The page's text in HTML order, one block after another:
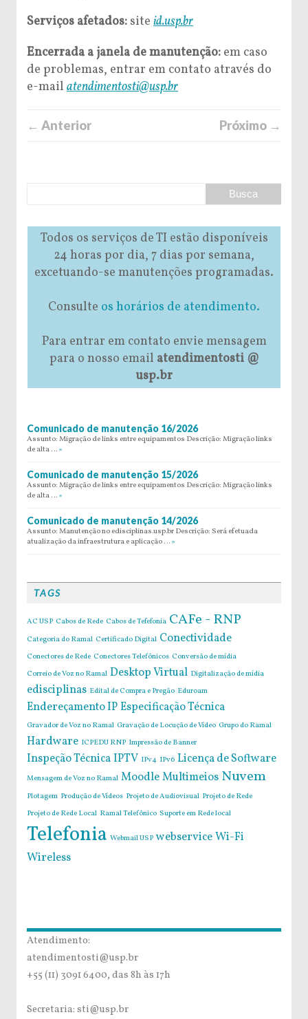
Serviços afetados: site id.usp.br
Encerrada a janela de manutenção: em caso
de problemas, entrar em contato através do
e-mail atendimentosti@usp.br
← Anterior Próximo →
Todos os serviços de TI estão disponíveis
24 horas por dia, 7 dias por semana,
excetuando-se manutenções programadas.
Consulte os horários de atendimento.
Para entrar em contato envie mensagem
para o nosso email atendimentosti @
usp.br
Comunicado de manutenção 16/2026
Assunto: Migração de links entre equipamentos Descrição: Migração links
de alta … »
Comunicado de manutenção 15/2026
Assunto: Migração de links entre equipamentos Descrição: Migração links
de alta … »
Comunicado de manutenção 14/2026
Assunto: Manutenção no edisciplinas.usp.br Descrição: Será efetuada
atualização da infraestrutura e aplicação … »
TAGS
AC USP Cabos de Rede Cabos de Tefefonia CAFe - RNP
Categoria do Ramal Certificado Digital Conectividade
Conectores de Rede Conectores Telefônicos Conversão de mídia
Correio de Voz no Ramal Desktop Virtual Digitalização de mídia
edisciplinas Edital de Compra e Pregão Eduroam
Endereçamento IPEspecificação Técnica
Gravador de Voz no Ramal Gravação de Locução de Vídeo Grupo do Ramal
Hardware ICPEDU RNP Impressão de Banner
Inspeção TécnicaIPTV IPv4 IPv6 Licença de Software
Mensagem de Voz no Ramal MoodleMultimeios Nuvem
Plotagem Produção de Vídeos Projeto de Audiovisual Projeto de Rede
Projeto de Rede Local Ramal Telefônico Suporte em Rede local
Telefonia Webmail USP webserviceWi-Fi
Wireless
Atendimento:
atendimentosti@usp.br
+55 (11) 3091 6400, das 8h às 17h
Secretaria: sti@usp.br